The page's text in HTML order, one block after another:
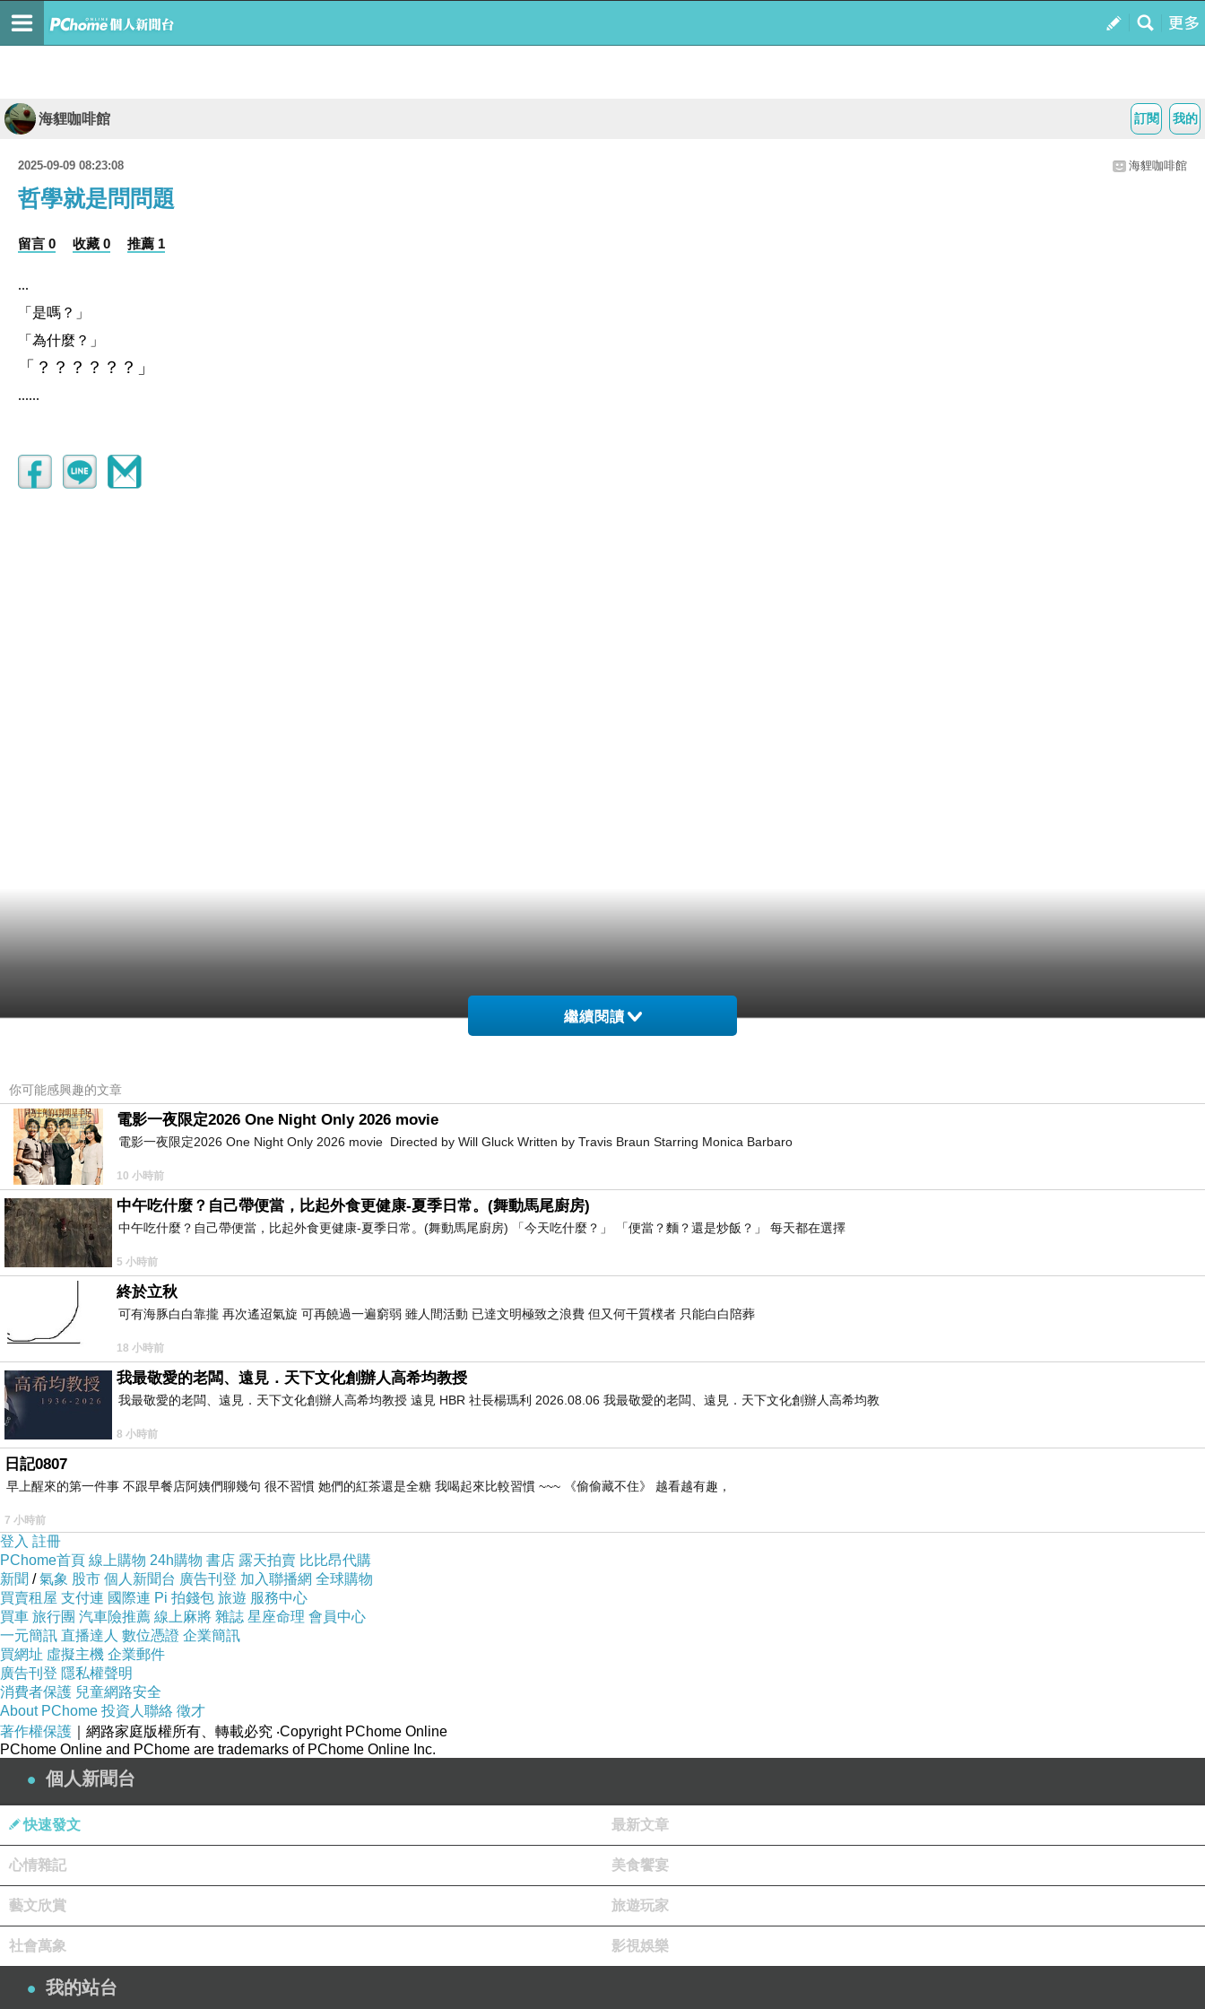
我的
訂閱
海貍咖啡館
2025-09-09 08:23:08 海貍咖啡館
哲學就是問問題
留言 0 收藏 0 推薦 1
...
「是嗎？」
「為什麼？」
「？？？？？？」
......
繼續閱讀
你可能感興趣的文章
電影一夜限定2026 One Night Only 2026 movie
電影一夜限定2026 One Night Only 2026 movie Directed by Will Gluck Written by Travis Braun Starring Monica Barbaro
10 小時前
中午吃什麼？自己帶便當，比起外食更健康-夏季日常。(舞動馬尾廚房)
中午吃什麼？自己帶便當，比起外食更健康-夏季日常。(舞動馬尾廚房) 「今天吃什麼？」 「便當？麵？還是炒飯？」 每天都在選擇
5 小時前
終於立秋
可有海豚白白靠攏 再次遙迢氣旋 可再饒過一遍窮弱 雖人間活動 已達文明極致之浪費 但又何干質樸者 只能白白陪葬
18 小時前
我最敬愛的老闆、遠見．天下文化創辦人高希均教授
我最敬愛的老闆、遠見．天下文化創辦人高希均教授 遠見 HBR 社長楊瑪利 2026.08.06 我最敬愛的老闆、遠見．天下文化創辦人高希均教
8 小時前
日記0807
早上醒來的第一件事 不跟早餐店阿姨們聊幾句 很不習慣 她們的紅茶還是全糖 我喝起來比較習慣 ~~~ 《偷偷藏不住》 越看越有趣，
7 小時前
登入 註冊
PChome首頁 線上購物 24h購物 書店 露天拍賣 比比昂代購
新聞 /氣象 股市 個人新聞台 廣告刊登 加入聯播網 全球購物
買賣租屋 支付連 國際連 Pi 拍錢包 旅遊 服務中心
買車 旅行團 汽車險推薦 線上麻將 雜誌 星座命理 會員中心
一元簡訊 直播達人 數位憑證 企業簡訊
買網址 虛擬主機 企業郵件
廣告刊登 隱私權聲明
消費者保護 兒童網路安全
About PChome 投資人聯絡 徵才
著作權保護 ｜網路家庭版權所有、轉載必究 ‧Copyright PChome Online
PChome Online and PChome are trademarks of PChome Online Inc.
個人新聞台
快速發文 最新文章
心情雜記 美食饗宴
藝文欣賞 旅遊玩家
社會萬象 影視娛樂
我的站台